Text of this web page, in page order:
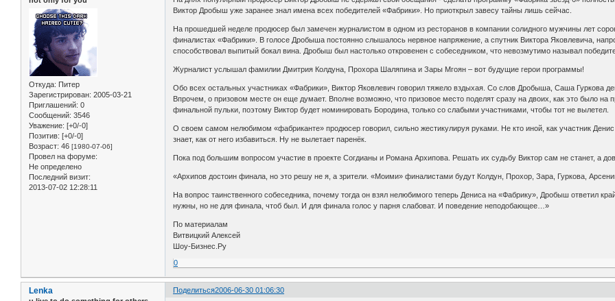
Откуда: Питер
Зарегистрирован: 2005-03-21
Приглашений: 0
Сообщений: 3546
Уважение: [+0/-0]
Позитив: [+0/-0]
Возраст: 46 [1980-07-06]
Провел на форуме:
Не определено
Последний визит:
2013-07-02 12:28:11
Виктор Дробыш уже заранее знал имена всех победителей «Фабрики». Но приоткрыл завесу тайны лишь сейчас.
На прошедшей неделе продюсер был замечен журналистом в одном из ресторанов в компании солидного мужчины лет
финалистах «Фабрики». В голосе Дробыша постоянно слышалось нервное напряжение, а спутник Виктора Яковлевича,
способствовал выпитый бокал вина. Дробыш был настолько откровенен с собеседником, что невозмутимо называл
Журналист услышал фамилии Дмитрия Колдуна, Прохора Шаляпина и Зары Мгоян – вот будущие герои программы!
Обо всех остальных участниках «Фабрики», Виктор Яковлевич говорил тяжело вздыхая. Со слов Дробыша, Саша Гуркова
Впрочем, о призовом месте он еще думает. Вполне возможно, что призовое место поделят сразу на двоих, как это было
финальной пульки, поэтому Виктор будет номинировать Бородина, только со слабыми участниками, чтобы тот не вылетел.
О своем самом нелюбимом «фабриканте» продюсер говорил, сильно жестикулируя руками. Не кто иной, как участник
знает, как от него избавиться. Ну не вылетает паренёк.
Пока под большим вопросом участие в проекте Согдианы и Романа Архипова. Решать их судьбу Виктор сам не станет, а
«Архипов достоин финала, но это решу не я, а зрители. «Моими» финалистами будут Колдун, Прохор, Зара, Гуркова,
На вопрос таинственного собеседника, почему тогда он взял нелюбимого теперь Дениса на «Фабрику», Дробыш ответил
нужны, но не для финала, чтоб был. И для финала голос у парня слабоват. И поведение неподобающее…»
По материалам
Витвицкий Алексей
Шоу-Бизнес.Ру
0
Поделиться2006-06-30 01:06:30
Lenka